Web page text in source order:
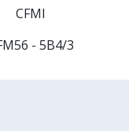
CFMI
- 5B4/3